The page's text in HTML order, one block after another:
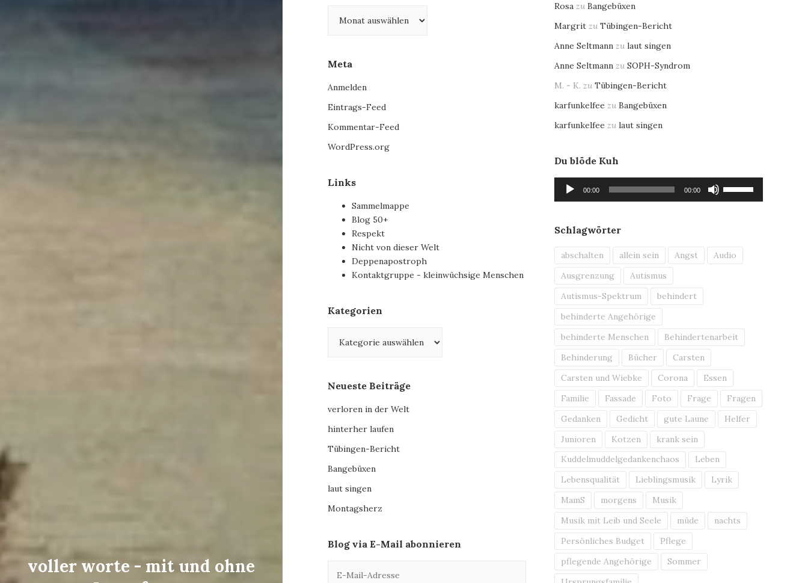
voller worte - mit und ohne
Meta
Anmelden
Eintrags-Feed
Kommentar-Feed
WordPress.org
Links
Sammelmappe
Blog 50+
Respekt
Nicht von dieser Welt
Deppenapostroph
Kontaktgruppe - kleinwüchsige Menschen
Kategorien
Neueste Beiträge
verloren in der Welt
hinterher laufen
Tübingen-Bericht
Bangebüxen
laut singen
Montagsherz
Blog via E-Mail abonnieren
Mail-
Rosa zuBangebüxen
Margrit zuTübingen-Bericht
Anne Seltmann zulaut singen
Anne Seltmann zuSOPH-Syndrom
M. - K. zuTübingen-Bericht
karfunkelfee zuBangebüxen
karfunkelfee zulaut singen
Du blöde Kuh
Audio-
Player
00:00 00:00
Lautstärke
zu
Schlagwörter
abschalten allein sein Angst
Audio
Ausgrenzung
Autismus
Autismus-Spektrum
behindert
behinderte Angehörige
behinderte Menschen
Behindertenarbeit
Behinderung
Bücher
Carsten
Carsten und Wiebke
Corona
Essen
Familie
Fassade Foto Frage
Fragen
Gedanken
Gedicht gute Laune
Helfer
Junioren
Kotzen
krank sein
Kuddelmuddelgedankenchaos
Leben
Lebensqualität
Lieblingsmusik
Lyrik
MamS
morgens
Musik
Musik mit Leib und Seele
müde
nachts
Persönliches Budget
Pflege
pflegende Angehörige
Sommer